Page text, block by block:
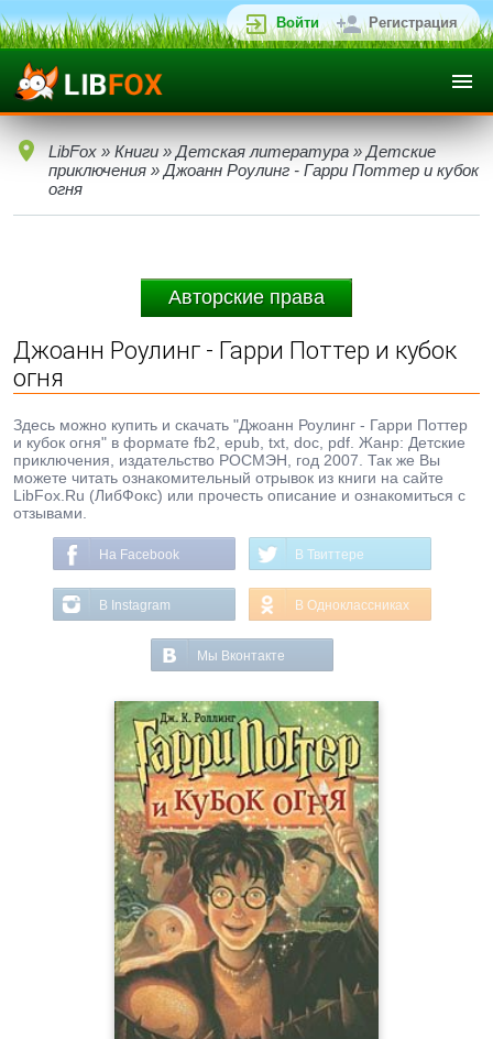
Войти Регистрация
LibFox » Книги » Детская литература » Детские
приключения » Джоанн Роулинг - Гарри Поттер и кубок
огня
Авторские права
Джоанн Роулинг - Гарри Поттер и кубок
огня
Здесь можно купить и скачать "Джоанн Роулинг - Гарри Поттер
и кубок огня" в формате fb2, epub, txt, doc, pdf. Жанр: Детские
приключения, издательство РОСМЭН, год 2007. Так же Вы
можете читать ознакомительный отрывок из книги на сайте
LibFox.Ru (ЛибФокс) или прочесть описание и ознакомиться с
отзывами.
На Facebook В Твиттере
В Instagram В Одноклассниках
Мы Вконтакте